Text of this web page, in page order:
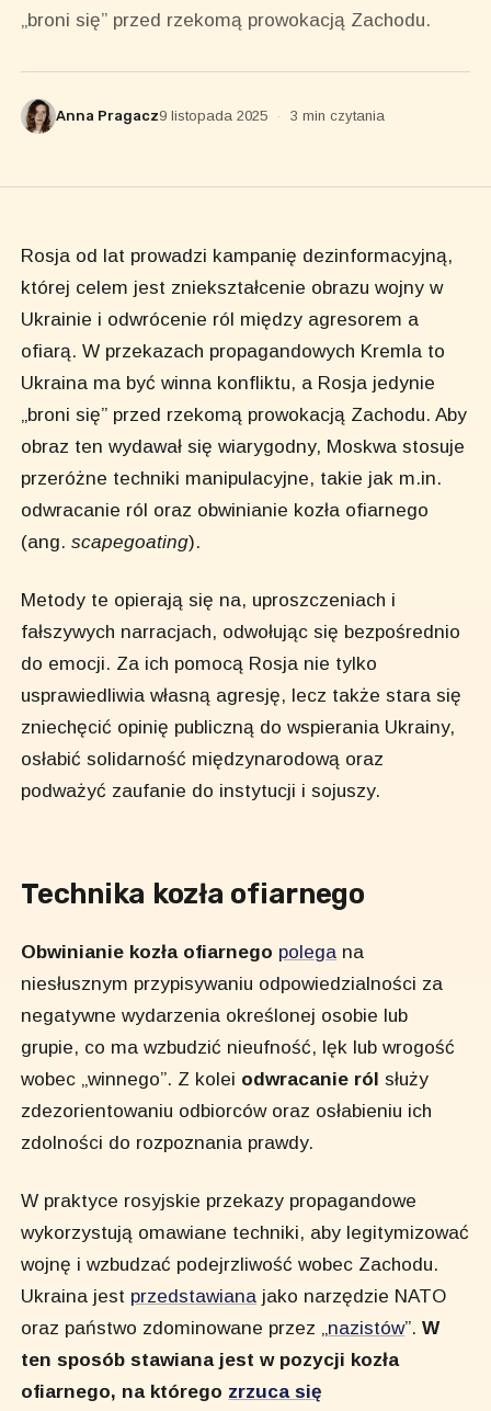
„broni się” przed rzekomą prowokacją Zachodu.
Anna Pragacz9 listopada 2025 · 3 min czytania
Rosja od lat prowadzi kampanię dezinformacyjną,
której celem jest zniekształcenie obrazu wojny w
Ukrainie i odwrócenie ról między agresorem a
ofiarą. W przekazach propagandowych Kremla to
Ukraina ma być winna konfliktu, a Rosja jedynie
„broni się” przed rzekomą prowokacją Zachodu. Aby
obraz ten wydawał się wiarygodny, Moskwa stosuje
przeróżne techniki manipulacyjne, takie jak m.in.
odwracanie ról oraz obwinianie kozła ofiarnego
(ang.scapegoating).
Metody te opierają się na, uproszczeniach i
fałszywych narracjach, odwołując się bezpośrednio
do emocji. Za ich pomocą Rosja nie tylko
usprawiedliwia własną agresję, lecz także stara się
zniechęcić opinię publiczną do wspierania Ukrainy,
osłabić solidarność międzynarodową oraz
podważyć zaufanie do instytucji i sojuszy.
Technika kozła ofiarnego
Obwinianie kozła ofiarnego polega na
niesłusznym przypisywaniu odpowiedzialności za
negatywne wydarzenia określonej osobie lub
grupie, co ma wzbudzić nieufność, lęk lub wrogość
wobec „winnego”. Z kolei odwracanie ról służy
zdezorientowaniu odbiorców oraz osłabieniu ich
zdolności do rozpoznania prawdy.
W praktyce rosyjskie przekazy propagandowe
wykorzystują omawiane techniki, aby legitymizować
wojnę i wzbudzać podejrzliwość wobec Zachodu.
Ukraina jest przedstawiana jako narzędzie NATO
oraz państwo zdominowane przez „nazistów”.W
ten sposób stawiana jest w pozycji kozła
ofiarnego, na którego zrzuca się